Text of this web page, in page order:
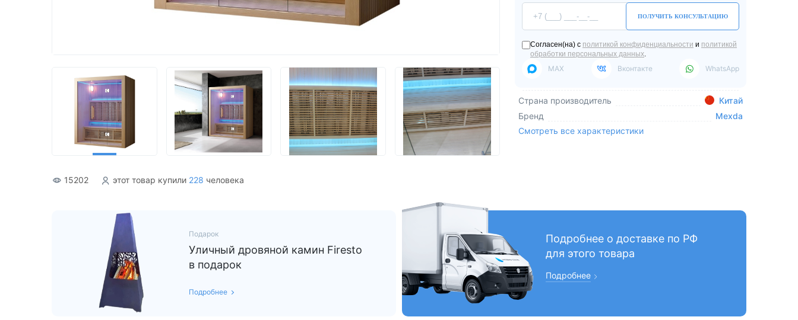
15202 этот товар купили 228 человека
ПОЛУЧИТЬ КОНСУЛЬТАЦИЮ
Согласен(на) с политикой конфиденциальности и политикой
обработки персональных данных.
MAX Вконтакте WhatsApp
Страна производитель
Китай
Бренд
Mexda
Смотреть все характеристики
Подарок
Уличный дровяной камин Firesto
в подарок
Подробнее
Подробнее о доставке по РФ
для этого товара
Подробнее